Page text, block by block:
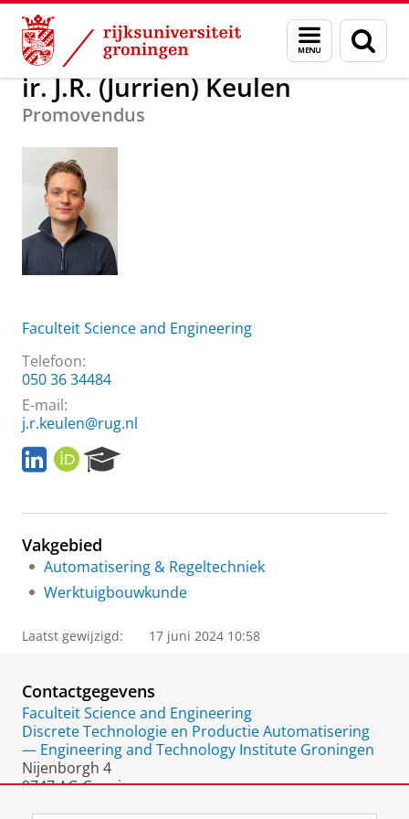
Skip
Content
Skip
Navigation
Menu
en
zoeken
Over ons ir. J.R. (Jurrien) Keulen
ir. J.R. (Jurrien) Keulen
Promovendus
Faculteit Science and Engineering
Telefoon:
050 36 34484
E-mail:
j.r.keulen@rug.nl
L
i
k
d
I
n
O
R
I
e
c
P
r
l
Vakgebied
Automatisering & Regeltechniek
Werktuigbouwkunde
Laatst gewijzigd: 17 juni 2024 10:58
Contactgegevens
Faculteit Science and Engineering
Discrete Technologie en Productie Automatisering
— Engineering and Technology Institute Groningen
Nijenborgh 4
9747 AG Groningen